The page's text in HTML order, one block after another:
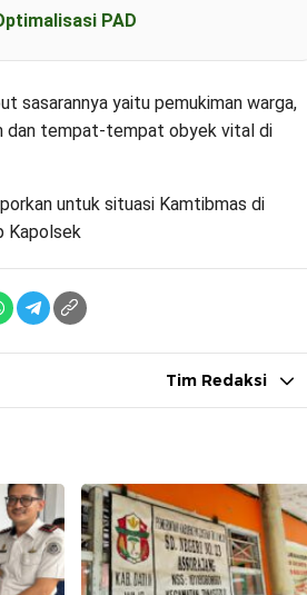
PAD
sasarannya yaitu pemukiman warga,
dan tempat-tempat obyek vital di
untuk situasi Kamtibmas di
Kapolsek
Tim Redaksi